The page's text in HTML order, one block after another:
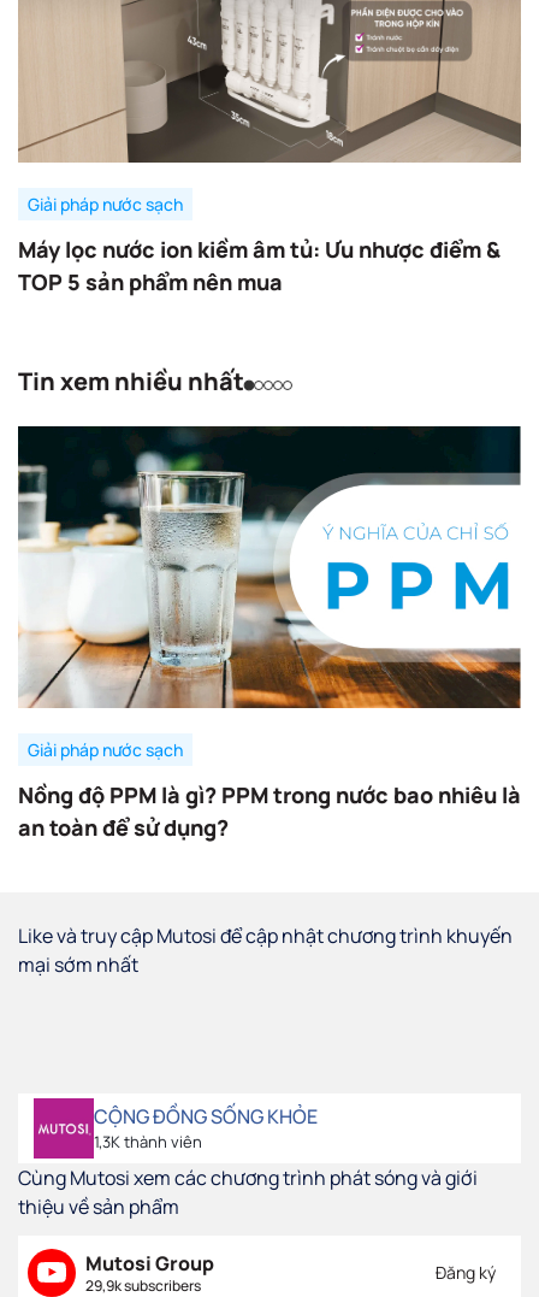
Giải pháp nước sạch
Máy lọc nước ion kiềm âm tủ: Ưu nhược điểm &
TOP 5 sản phẩm nên mua
Tin xem nhiều nhất
Giải pháp nước sạch
Nồng độ PPM là gì? PPM trong nước bao nhiêu là
an toàn để sử dụng?
Like và truy cập Mutosi để cập nhật chương trình khuyến
mại sớm nhất
CỘNG ĐỒNG SỐNG KHỎE
1,3K thành viên
Cùng Mutosi xem các chương trình phát sóng và giới
thiệu về sản phẩm
Mutosi Group
29,9k subscribers
Đăng ký